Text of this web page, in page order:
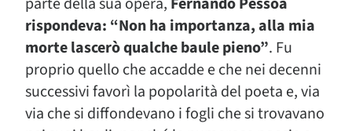
rispondeva: “Non ha importanza, alla mia
morte lascerò qualche baule pieno”. Fu
proprio quello che accadde e che nei decenni
successivi favorì la popolarità del poeta e, via
via che si diffondevano i fogli che si trovavano